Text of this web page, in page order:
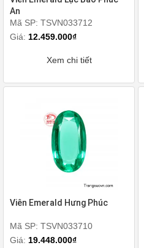
An
Mã SP: TSVN033712
Giá: 12.459.000₫
Xem chi tiết
Viên Emerald Hưng Phúc
Mã SP: TSVN033710
Giá: 19.448.000₫